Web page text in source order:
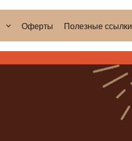
Оферты Полезные ссылки